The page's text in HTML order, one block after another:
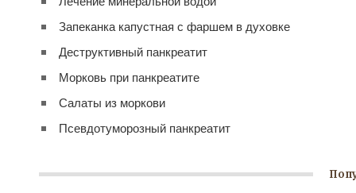
Запеканка капустная с фаршем в духовке
Деструктивный панкреатит
Морковь при панкреатите
Салаты из моркови
Псевдотуморозный панкреатит